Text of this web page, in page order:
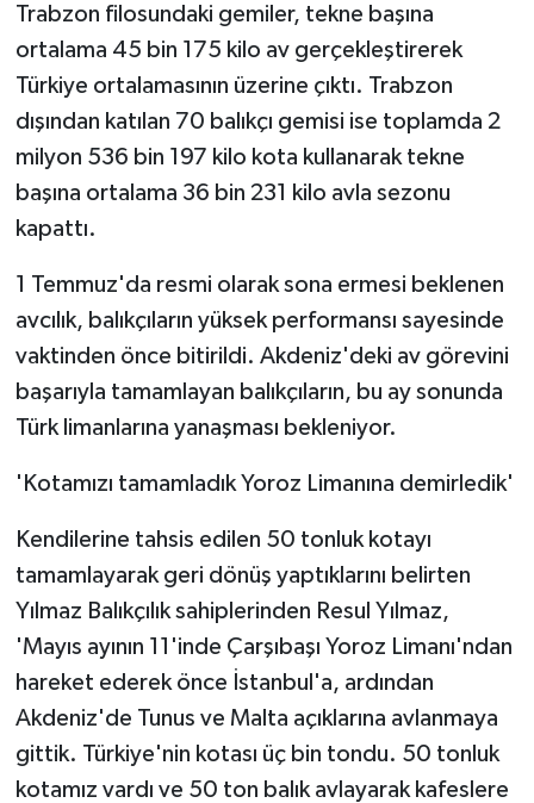
Trabzon filosundaki gemiler, tekne başına
ortalama 45 bin 175 kilo av gerçekleştirerek
Türkiye ortalamasının üzerine çıktı. Trabzon
dışından katılan 70 balıkçı gemisi ise toplamda 2
milyon 536 bin 197 kilo kota kullanarak tekne
başına ortalama 36 bin 231 kilo avla sezonu
kapattı.
1 Temmuz'da resmi olarak sona ermesi beklenen
avcılık, balıkçıların yüksek performansı sayesinde
vaktinden önce bitirildi. Akdeniz'deki av görevini
başarıyla tamamlayan balıkçıların, bu ay sonunda
Türk limanlarına yanaşması bekleniyor.
'Kotamızı tamamladık Yoroz Limanına demirledik'
Kendilerine tahsis edilen 50 tonluk kotayı
tamamlayarak geri dönüş yaptıklarını belirten
Yılmaz Balıkçılık sahiplerinden Resul Yılmaz,
'Mayıs ayının 11'inde Çarşıbaşı Yoroz Limanı'ndan
hareket ederek önce İstanbul'a, ardından
Akdeniz'de Tunus ve Malta açıklarına avlanmaya
gittik. Türkiye'nin kotası üç bin tondu. 50 tonluk
kotamız vardı ve 50 ton balık avlayarak kafeslere